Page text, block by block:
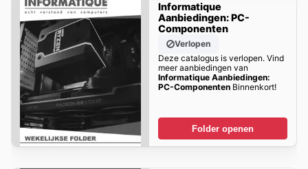
Informatique
Aanbiedingen: PC-
Componenten
Verlopen
Deze catalogus is verlopen. Vind
meer aanbiedingen van
Informatique Aanbiedingen:
PC-ComponentenBinnenkort!
Folder openen